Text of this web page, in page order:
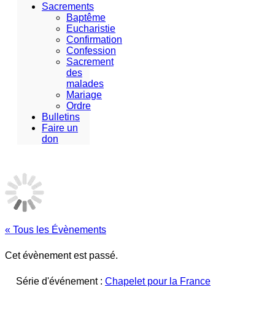
Sacrements
Baptême
Eucharistie
Confirmation
Confession
Sacrement
des
malades
Mariage
Ordre
Bulletins
Faire un
don
« Tous les Évènements
Cet évènement est passé.
Série d'événement : Chapelet pour la France